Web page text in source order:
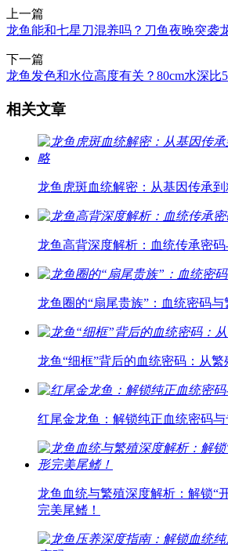
上一篇
龙鱼能和七星刀混养吗？刀鱼夜晚突袭
下一篇
龙鱼发色和水位高度有关？80cm水深比
相关文章
龙鱼虎斑血统解密：从基因传承
龙鱼高背深度解析：血统传承密
龙鱼圈的“扇尾贵族”：血统密码
龙鱼“细框”背后的血统密码：从
红尾金龙鱼：解锁纯正血统密码
龙鱼血统与繁殖深度解析：解锁“
完美尾鳍！